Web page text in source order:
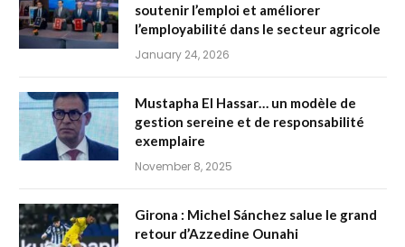
soutenir l’emploi et améliorer
l’employabilité dans le secteur agricole
January 24, 2026
Mustapha El Hassar… un modèle de
gestion sereine et de responsabilité
exemplaire
November 8, 2025
Girona : Michel Sánchez salue le grand
retour d’Azzedine Ounahi